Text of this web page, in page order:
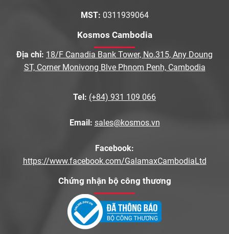
MST: 0311939064
Kosmos Cambodia
Địa chỉ: 18/F Canadia Bank Tower, No.315, Any Doung
ST, Corner Monivong Blve Phnom Penh, Cambodia
Tel: (+84) 931 109 066
Email: sales@kosmos.vn
Facebook:
https://www.facebook.com/GalamaxCambodiaLtd
Chứng nhận bộ công thương